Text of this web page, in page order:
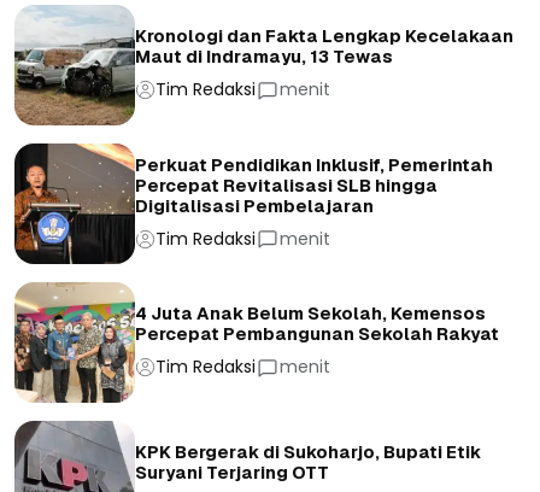
Kronologi dan Fakta Lengkap Kecelakaan
Maut di Indramayu, 13 Tewas
Tim Redaksi menit
Perkuat Pendidikan Inklusif, Pemerintah
Percepat Revitalisasi SLB hingga
Digitalisasi Pembelajaran
Tim Redaksi menit
4 Juta Anak Belum Sekolah, Kemensos
Percepat Pembangunan Sekolah Rakyat
Tim Redaksi menit
KPK Bergerak di Sukoharjo, Bupati Etik
Suryani Terjaring OTT